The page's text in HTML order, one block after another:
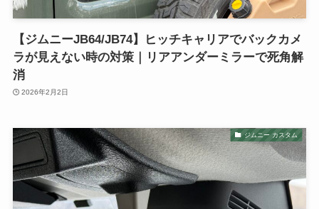
【ジムニーJB64/JB74】ヒッチキャリアでバックカメ
ラが見えない時の対策｜リアアンダーミラーで死角解
消
2026年2月2日
ジムニー カスタム